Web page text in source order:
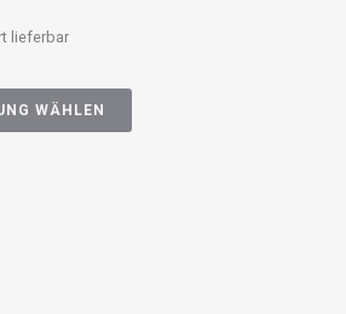
lieferbar
WÄHLEN